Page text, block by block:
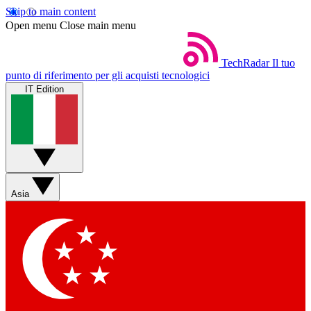
Skip to main content
Open menu Close main menu
TechRadar Il tuo
punto di riferimento per gli acquisti tecnologici
IT Edition
Asia